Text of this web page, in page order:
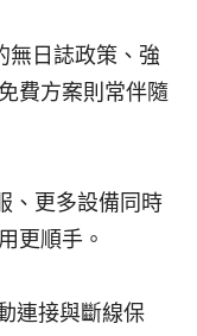
無日誌政策、強
費方案則常伴隨
、更多設備同時
更順手。
連接與斷線保